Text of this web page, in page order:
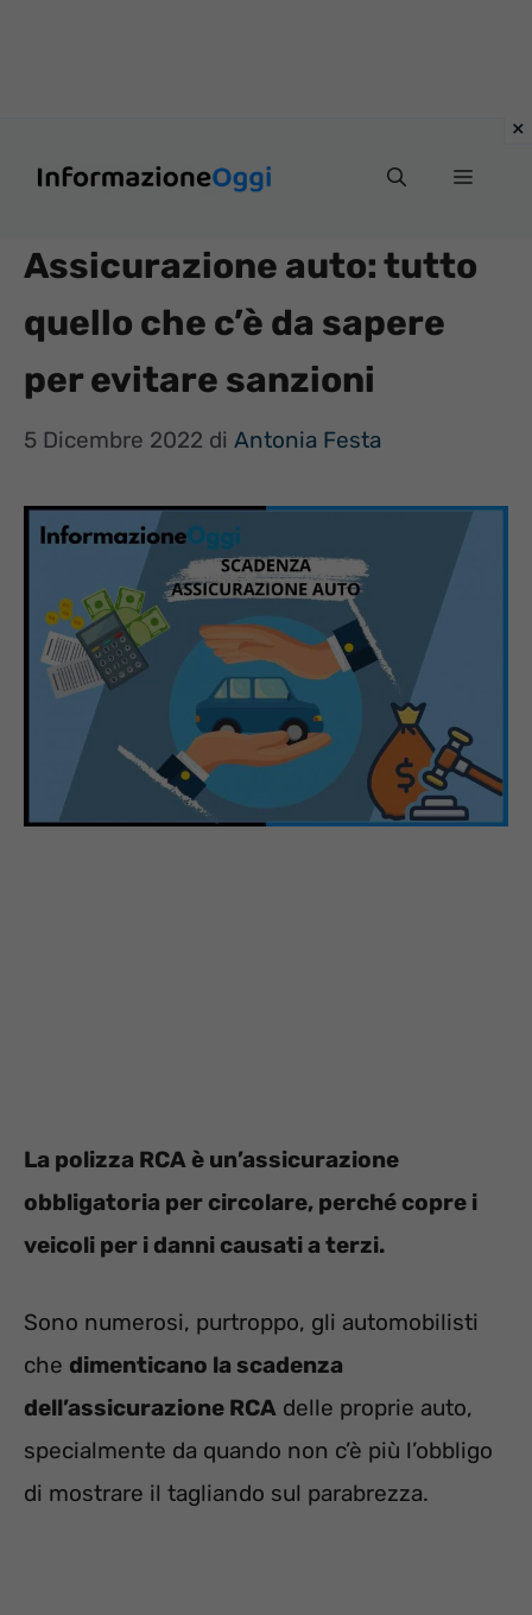
Menu
Assicurazione auto: tutto
quello che c’è da sapere
per evitare sanzioni
5 Dicembre 2022 di Antonia Festa
La polizza RCA è un’assicurazione
obbligatoria per circolare, perché copre i
veicoli per i danni causati a terzi.
Sono numerosi, purtroppo, gli automobilisti
che dimenticano la scadenza
dell’assicurazione RCA delle proprie auto,
specialmente da quando non c’è più l’obbligo
di mostrare il tagliando sul parabrezza.